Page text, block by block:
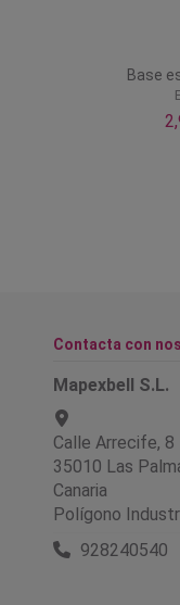
Base
Contacta con
Mapexbell S.L.
Calle Arrecife, 8
35010 Las
Canaria
Polígono
928240540